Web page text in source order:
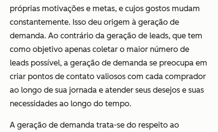
próprias motivações e metas, e cujos gostos mudam
constantemente. Isso deu origem à geração de
demanda. Ao contrário da geração de leads, que tem
como objetivo apenas coletar o maior número de
leads possível, a geração de demanda se preocupa em
criar pontos de contato valiosos com cada comprador
ao longo de sua jornada e atender seus desejos e suas
necessidades ao longo do tempo.
A geração de demanda trata-se do respeito ao